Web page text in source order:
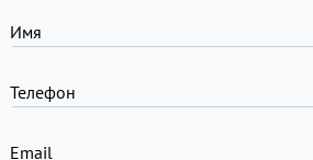
Имя
Телефон
Email